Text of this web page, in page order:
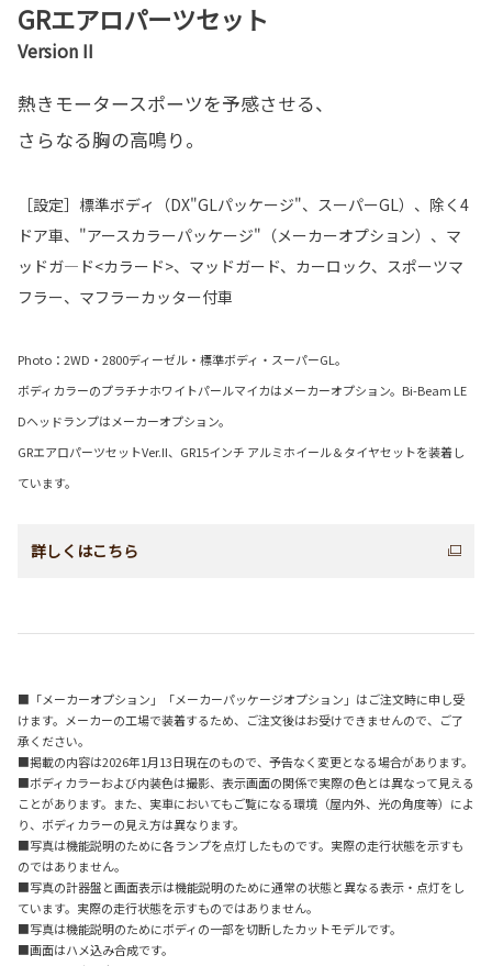
GRエアロパーツセット
Version II
熱きモータースポーツを予感させる、
さらなる胸の高鳴り。
［設定］標準ボディ（DX"GLパッケージ"、スーパーGL）、除く4
ドア車、"アースカラーパッケージ"（メーカーオプション）、マ
ッドガ―ド<カラード>、マッドガード、カーロック、スポーツマ
フラー、マフラーカッター付車
Photo：2WD・2800ディーゼル・標準ボディ・スーパーGL。
ボディカラーのプラチナホワイトパールマイカはメーカーオプション。Bi-Beam LE
Dヘッドランプはメーカーオプション。
GRエアロパーツセットVer.II、GR15インチ アルミホイール＆タイヤセットを装着し
ています。
詳しくはこちら
■「メーカーオプション」「メーカーパッケージオプション」はご注文時に申し受
けます。メーカーの工場で装着するため、ご注文後はお受けできませんので、ご了
承ください。
■掲載の内容は2026年1月13日現在のもので、予告なく変更となる場合があります。
■ボディカラーおよび内装色は撮影、表示画面の関係で実際の色とは異なって見える
ことがあります。また、実車においてもご覧になる環境（屋内外、光の角度等）によ
り、ボディカラーの見え方は異なります。
■写真は機能説明のために各ランプを点灯したものです。実際の走行状態を示すも
のではありません。
■写真の計器盤と画面表示は機能説明のために通常の状態と異なる表示・点灯をし
ています。実際の走行状態を示すものではありません。
■写真は機能説明のためにボディの一部を切断したカットモデルです。
■画面はハメ込み合成です。